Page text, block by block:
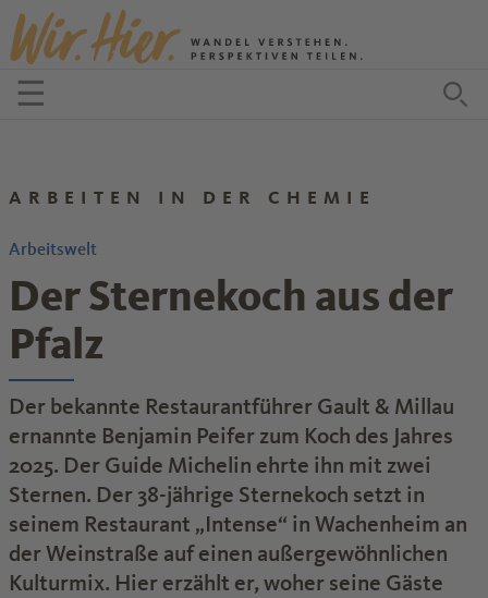
Zum Inhalt springen
☰Menü öffnen
ARBEITEN IN DER CHEMIE
Arbeitswelt
Der Sternekoch aus der
Pfalz
Der bekannte Restaurantführer Gault & Millau
ernannte Benjamin Peifer zum Koch des Jahres
2025. Der Guide Michelin ehrte ihn mit zwei
Sternen. Der 38-jährige Sternekoch setzt in
seinem Restaurant „Intense“ in Wachenheim an
der Weinstraße auf einen außergewöhnlichen
Kulturmix. Hier erzählt er, woher seine Gäste